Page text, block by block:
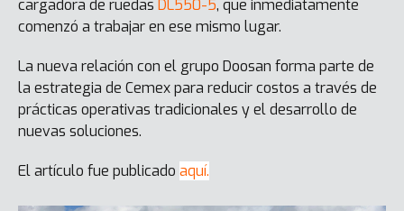
cargadora de ruedas DL550-5, que inmediatamente
comenzó a trabajar en ese mismo lugar.
La nueva relación con el grupo Doosan forma parte de
la estrategia de Cemex para reducir costos a través de
prácticas operativas tradicionales y el desarrollo de
nuevas soluciones.
El artículo fue publicado aquí.